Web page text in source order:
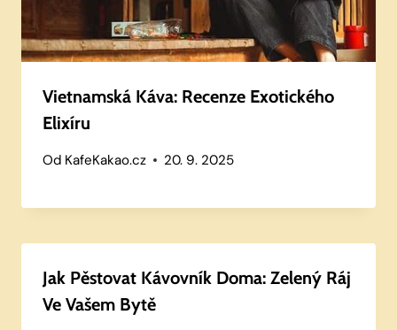
Vietnamská Káva: Recenze Exotického
Elixíru
Od KafeKakao.cz 20. 9. 2025
Jak Pěstovat Kávovník Doma: Zelený Ráj
Ve Vašem Bytě